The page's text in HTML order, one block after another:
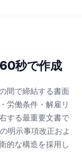
秒で作成
間で締結する書面
労働条件・解雇リ
する最重要文書で
明示事項改正およ
的な構造を採用し